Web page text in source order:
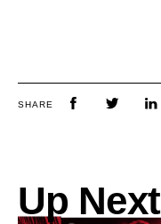
SHARE
Up Next